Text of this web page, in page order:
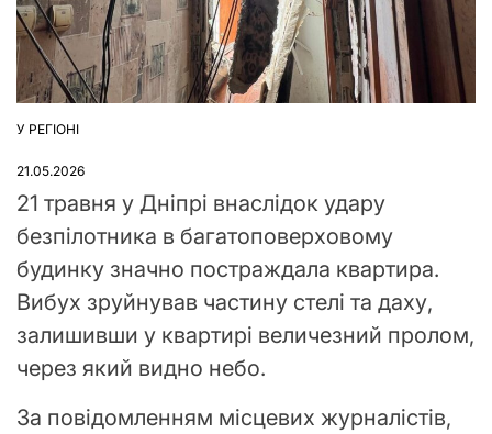
ОПУБЛІКУВАТИ
У РЕГІОНІ
21.05.2026
21 травня у Дніпрі внаслідок удару
безпілотника в багатоповерховому
будинку значно постраждала квартира.
Вибух зруйнував частину стелі та даху,
залишивши у квартирі величезний пролом,
через який видно небо.
За повідомленням місцевих журналістів,